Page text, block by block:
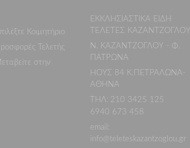
Κοιμητήριο
Τελετής
στην
ΕΚΚΛΗΣΙΑΣΤΙΚΑ ΕΙΔΗ
ΤΕΛΕΤΕΣ ΚΑΖΑΝΤΖΟΓΛΟΥ
Ν. ΚΑΖΑΝΤΖΟΓΛΟΥ - Φ.
ΠΑΤΡΩΝΑ
ΗΟΥΣ 84 Κ.ΠΕΤΡΑΛΩΝΑ-
ΑΘΗΝΑ
ΤΗΛ: 210 3425 125
6940 673 458
email:
info@teleteskazantzoglou.gr